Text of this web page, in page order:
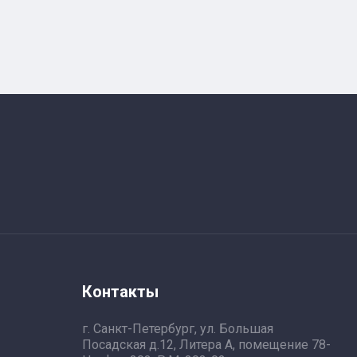
Контакты
г. Санкт-Петербург, ул. Большая
Посадская д.12, Литера А, помещение 78-